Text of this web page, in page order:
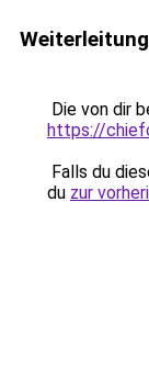
Die von dir
https://
Falls du
du zur